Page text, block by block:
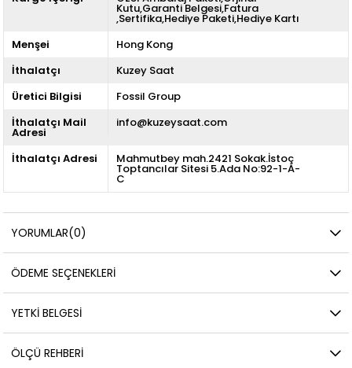
Kutu,Garanti Belgesi,Fatura
,Sertifika,Hediye Paketi,Hediye Kartı
Menşei
Hong Kong
İthalatçı
Kuzey Saat
Üretici Bilgisi
Fossil Group
İthalatçı Mail
Adresi
info@kuzeysaat.com
İthalatçı Adresi Mahmutbey mah.2421 Sokak.İstoç
Toptancılar Sitesi 5.Ada No:92-1-A-
C
YORUMLAR(0)
ÖDEME SEÇENEKLERI
YETKİ BELGESİ
ÖLÇÜ REHBERI